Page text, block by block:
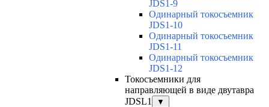
JDS1-9
Одинарный токосъемник
JDS1-10
Одинарный токосъемник
JDS1-11
Одинарный токосъемник
JDS1-12
Токосъемники для
направляющей в виде двутавра
JDSL1
▼